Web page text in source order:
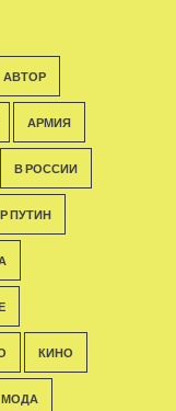
АВТОР
АРМИЯ
В РОССИИ
ПУТИН
КИНО
МОДА